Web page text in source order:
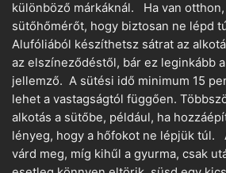
különböző márkáknál. Ha van
sütőhőmérőt, hogy biztosan ne lépd
Alufóliából készíthetsz sátrat az
az elszíneződéstől, bár ez leginkább
jellemző. A sütési idő minimum 15
lehet a vastagságtól függően.
alkotás a sütőbe, például, ha
lényeg, hogy a hőfokot ne lépjük túl.
várd meg, míg kihűl a gyurma, csak